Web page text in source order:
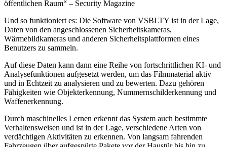
öffentlichen Raum“ – Security Magazine
Und so funktioniert es: Die Software von VSBLTY ist in der Lage,
Daten von den angeschlossenen Sicherheitskameras,
Wärmebildkameras und anderen Sicherheitsplattformen eines
Benutzers zu sammeln.
Auf diese Daten kann dann eine Reihe von fortschrittlichen KI- und
Analysefunktionen aufgesetzt werden, um das Filmmaterial aktiv
und in Echtzeit zu analysieren und zu bewerten. Dazu gehören
Fähigkeiten wie Objekterkennung, Nummernschilderkennung und
Waffenerkennung.
Durch maschinelles Lernen erkennt das System auch bestimmte
Verhaltensweisen und ist in der Lage, verschiedene Arten von
verdächtigen Aktivitäten zu erkennen. Von langsam fahrenden